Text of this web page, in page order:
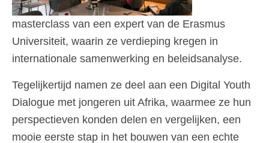
masterclass van een expert van de Erasmus
Universiteit, waarin ze verdieping kregen in
internationale samenwerking en beleidsanalyse.
Tegelijkertijd namen ze deel aan een Digital Youth
Dialogue met jongeren uit Afrika, waarmee ze hun
perspectieven konden delen en vergelijken, een
mooie eerste stap in het bouwen van een echte